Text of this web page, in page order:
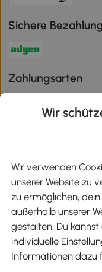
Sichere
Zahlungsarten
Aosom-App
Wir
Wir verwenden
unserer Website zu
zu ermöglichen,
außerhalb unserer
gestalten. Du
individuelle
Informationen dazu